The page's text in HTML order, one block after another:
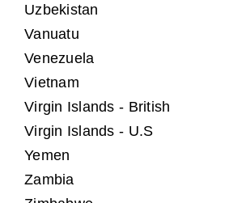
Uzbekistan
Vanuatu
Venezuela
Vietnam
Virgin Islands - British
Virgin Islands - U.S
Yemen
Zambia